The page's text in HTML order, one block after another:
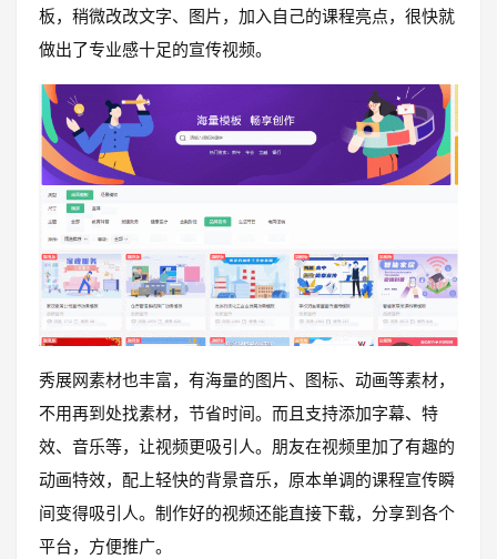
板，稍微改改文字、图片，加入自己的课程亮点，很快就
做出了专业感十足的宣传视频。
秀展网素材也丰富，有海量的图片、图标、动画等素材，
不用再到处找素材，节省时间。而且支持添加字幕、特
效、音乐等，让视频更吸引人。朋友在视频里加了有趣的
动画特效，配上轻快的背景音乐，原本单调的课程宣传瞬
间变得吸引人。制作好的视频还能直接下载，分享到各个
平台，方便推广。